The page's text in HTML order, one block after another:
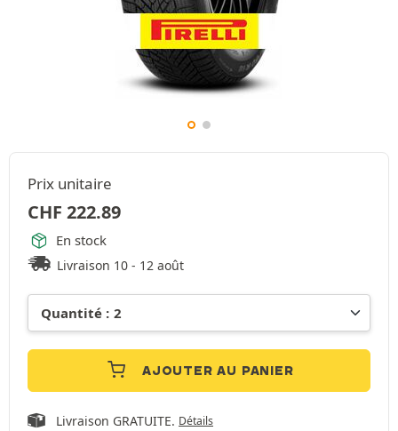
Prix unitaire
CHF 222.89
En stock
Livraison 10 - 12 août
AJOUTER AU PANIER
Livraison GRATUITE. Détails